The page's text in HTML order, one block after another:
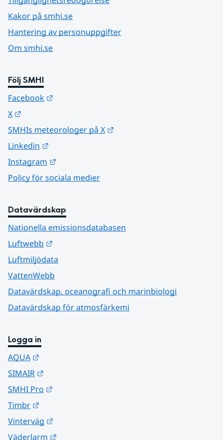
Kakor på smhi.se
Hantering av personuppgifter
Om smhi.se
Följ SMHI
Facebook
X
SMHIs meteorologer på X
Linkedin
Instagram
Policy för sociala medier
Datavärdskap
Nationella emissionsdatabasen
Luftwebb
Luftmiljödata
VattenWebb
Datavärdskap, oceanografi och marinbiologi
Datavärdskap för atmosfärkemi
Logga in
AQUA
SIMAIR
SMHI Pro
Timbr
Vinterväg
Väderlarm